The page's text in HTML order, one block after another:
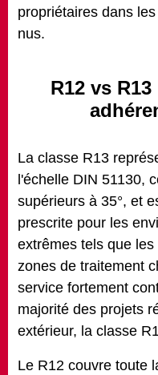
propriétaires dans
nus.
R12 vs
La classe R13
l'échelle DIN 51130,
supérieurs à 35°, et
prescrite pour les
extrêmes tels que
zones de traitement
service fortement
majorité des projets
extérieur, la classe
Le R12 couvre toute